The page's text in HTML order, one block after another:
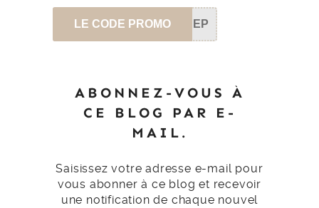
LE CODE PROMO SEP
ABONNEZ-VOUS À
CE BLOG PAR E-
MAIL.
Saisissez votre adresse e-mail pour
vous abonner à ce blog et recevoir
une notification de chaque nouvel